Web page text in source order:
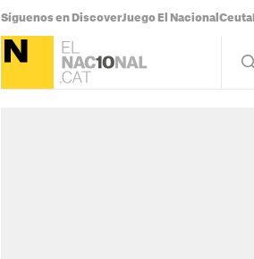
Síguenos en DiscoverJuego El Nacional Ceuta